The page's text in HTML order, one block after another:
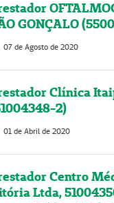
GONÇALO
07 de Agosto de 2020
Clínica
2)
01 de Abril de 2020
Centro
Ltda,